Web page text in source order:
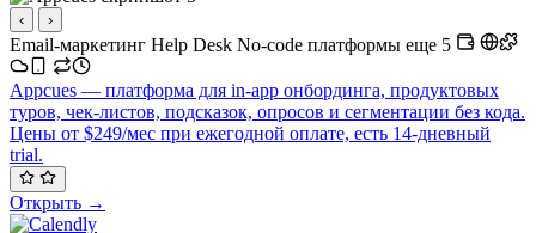
‹ ›
Email-маркетинг Help Desk No-code платформы еще 5
Appcues — платформа для in-app онбординга, продуктовых
туров, чек-листов, подсказок, опросов и сегментации без кода.
Цены от $249/мес при ежегодной оплате, есть 14-дневный
trial.
Открыть →